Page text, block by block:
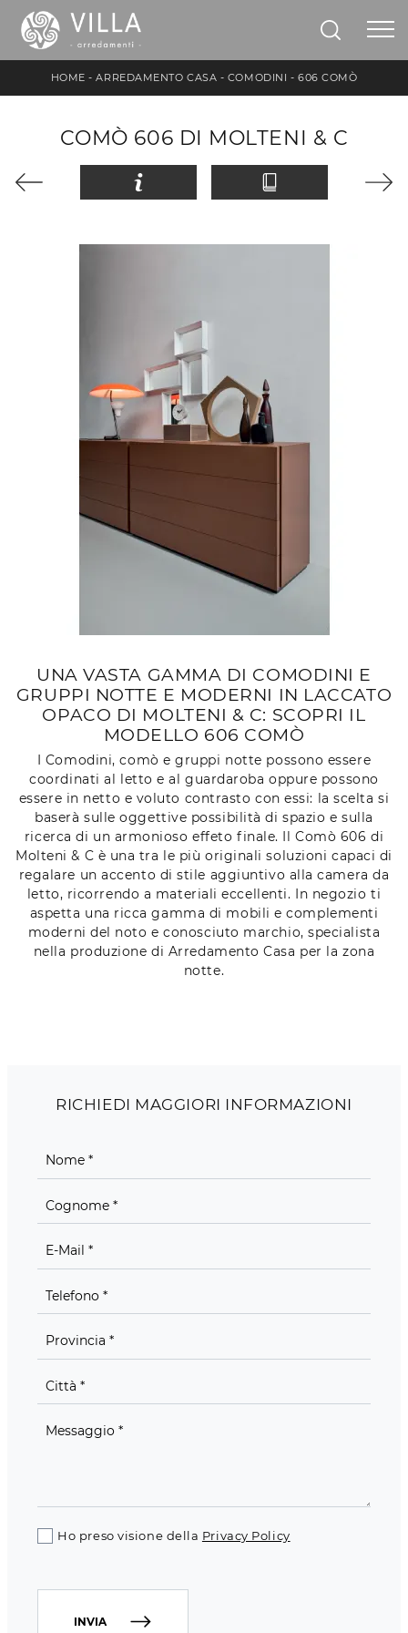
HOME -ARREDAMENTO CASA - COMODINI - 606 COMÒ
COMÒ 606 DI MOLTENI & C
UNA VASTA GAMMA DI COMODINI E
GRUPPI NOTTE E MODERNI IN LACCATO
OPACO DI MOLTENI & C: SCOPRI IL
MODELLO 606 COMÒ
I Comodini, comò e gruppi notte possono essere
coordinati al letto e al guardaroba oppure possono
essere in netto e voluto contrasto con essi: la scelta si
baserà sulle oggettive possibilità di spazio e sulla
ricerca di un armonioso effeto finale. Il Comò 606 di
Molteni & C è una tra le più originali soluzioni capaci di
regalare un accento di stile aggiuntivo alla camera da
letto, ricorrendo a materiali eccellenti. In negozio ti
aspetta una ricca gamma di mobili e complementi
moderni del noto e conosciuto marchio, specialista
nella produzione di Arredamento Casa per la zona
notte.
RICHIEDI MAGGIORI INFORMAZIONI
Ho preso visione della Privacy Policy
INVIA